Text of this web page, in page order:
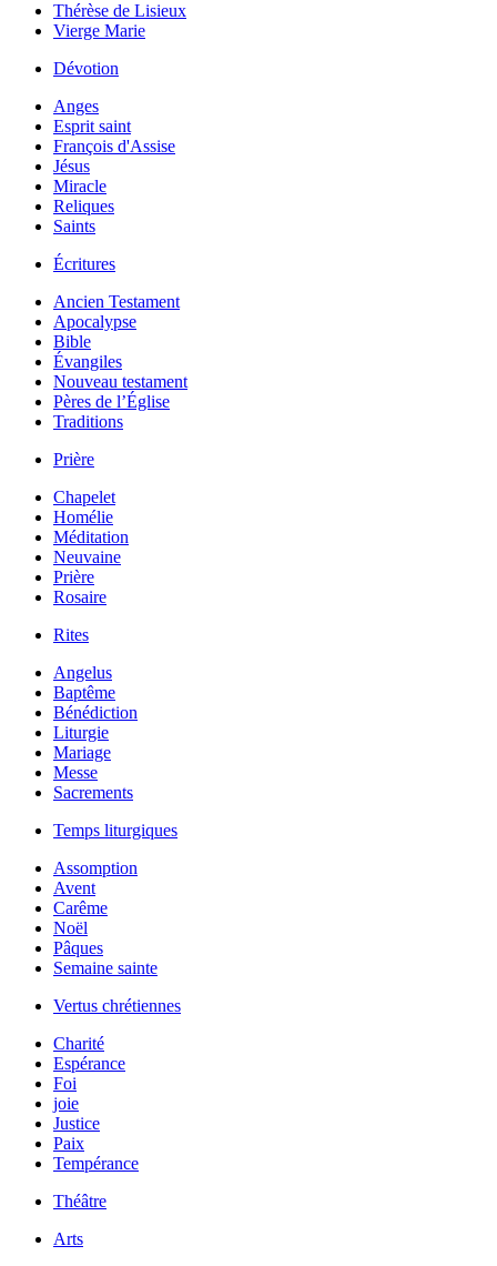
Thérèse de Lisieux
Vierge Marie
Dévotion
Anges
Esprit saint
François d'Assise
Jésus
Miracle
Reliques
Saints
Écritures
Ancien Testament
Apocalypse
Bible
Évangiles
Nouveau testament
Pères de l’Église
Traditions
Prière
Chapelet
Homélie
Méditation
Neuvaine
Prière
Rosaire
Rites
Angelus
Baptême
Bénédiction
Liturgie
Mariage
Messe
Sacrements
Temps liturgiques
Assomption
Avent
Carême
Noël
Pâques
Semaine sainte
Vertus chrétiennes
Charité
Espérance
Foi
joie
Justice
Paix
Tempérance
Théâtre
Arts